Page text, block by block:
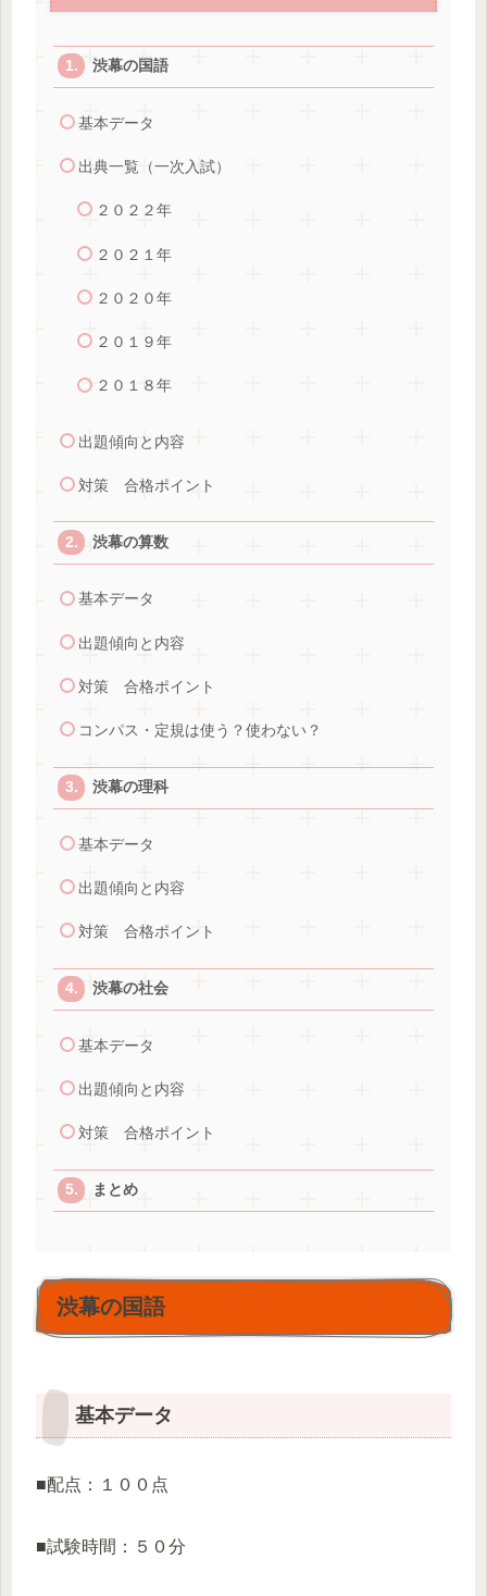
渋幕の国語
基本データ
出典一覧（一次入試）
２０２２年
２０２１年
２０２０年
２０１９年
２０１８年
出題傾向と内容
対策 合格ポイント
渋幕の算数
基本データ
出題傾向と内容
対策 合格ポイント
コンパス・定規は使う？使わない？
渋幕の理科
基本データ
出題傾向と内容
対策 合格ポイント
渋幕の社会
基本データ
出題傾向と内容
対策 合格ポイント
まとめ
渋幕の国語
基本データ
■配点：１００点
■試験時間：５０分